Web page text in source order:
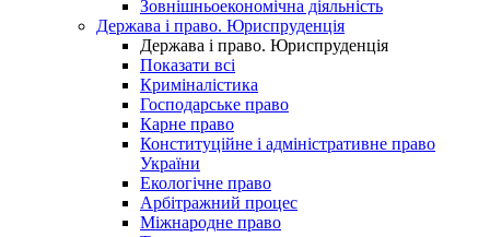
Зовнішньоекономічна діяльність
Держава і право. Юриспруденція
Держава і право. Юриспруденція
Показати всі
Криміналістика
Господарське право
Карне право
Конституційне і адміністративне право
України
Екологічне право
Арбітражний процес
Міжнародне право